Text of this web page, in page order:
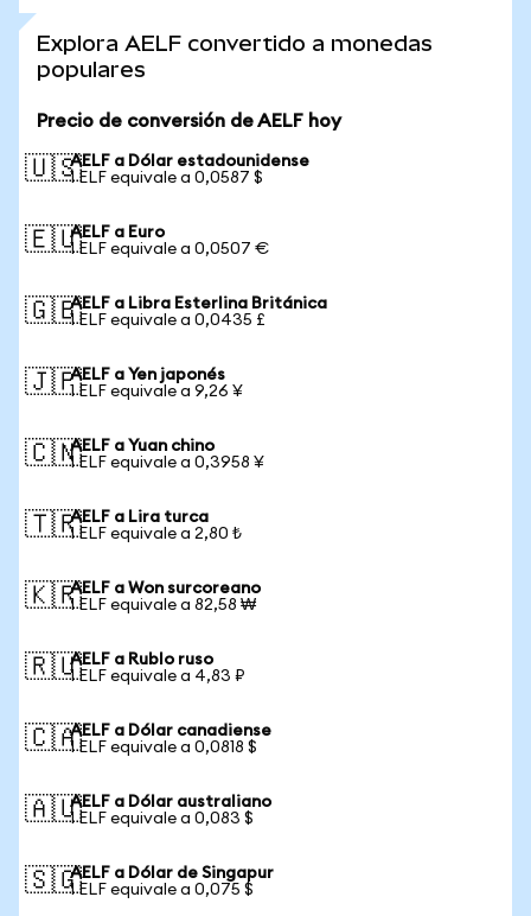
Explora AELF convertido a monedas
populares
Precio de conversión de AELF hoy
🇺🇸AELF a Dólar estadounidense
1 ELF equivale a 0,0587 $
🇪🇺AELF a Euro
1 ELF equivale a 0,0507 €
🇬🇧AELF a Libra Esterlina Británica
1 ELF equivale a 0,0435 £
🇯🇵AELF a Yen japonés
1 ELF equivale a 9,26 ¥
🇨🇳AELF a Yuan chino
1 ELF equivale a 0,3958 ¥
🇹🇷AELF a Lira turca
1 ELF equivale a 2,80 ₺
🇰🇷AELF a Won surcoreano
1 ELF equivale a 82,58 ₩
🇷🇺AELF a Rublo ruso
1 ELF equivale a 4,83 ₽
🇨🇦AELF a Dólar canadiense
1 ELF equivale a 0,0818 $
🇦🇺AELF a Dólar australiano
1 ELF equivale a 0,083 $
🇸🇬AELF a Dólar de Singapur
1 ELF equivale a 0,075 $